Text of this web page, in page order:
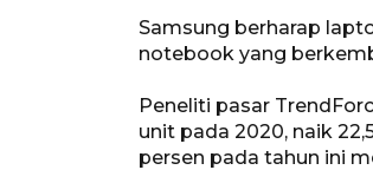
Samsung berharap
notebook yang
Peneliti pasar
unit pada 2020, naik
persen pada tahun ini